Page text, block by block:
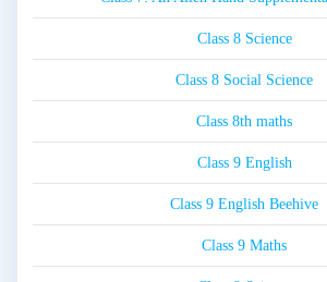
Class 8 Science
Class 8 Social Science
Class 8th maths
Class 9 English
Class 9 English Beehive
Class 9 Maths